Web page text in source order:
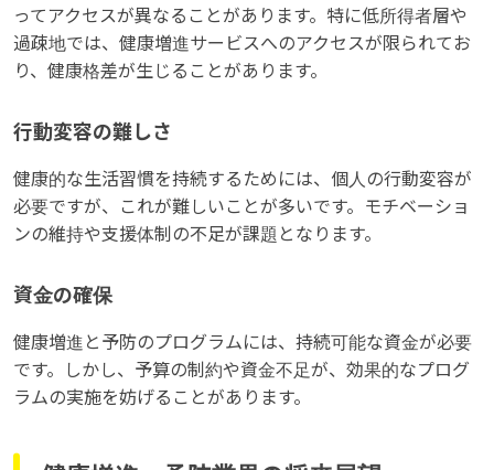
ってアクセスが異なることがあります。特に低所得者層や
過疎地では、健康増進サービスへのアクセスが限られてお
り、健康格差が生じることがあります。
行動変容の難しさ
健康的な生活習慣を持続するためには、個人の行動変容が
必要ですが、これが難しいことが多いです。モチベーショ
ンの維持や支援体制の不足が課題となります。
資金の確保
健康増進と予防のプログラムには、持続可能な資金が必要
です。しかし、予算の制約や資金不足が、効果的なプログ
ラムの実施を妨げることがあります。